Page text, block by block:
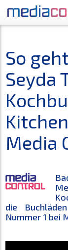
So
Seyda
Media
die
Nummer 1 bei